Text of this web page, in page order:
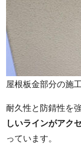
屋根板金部分の施
耐久性と防錆性を
しいラインがアク
っています。